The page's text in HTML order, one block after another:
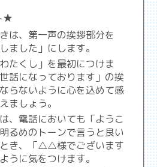
★
は、第一声の挨拶部分を
ました」にします。
たくし」を最初につけま
話になっております」の挨
らないように心を込めて感
ましょう。
、電話においても「ようこ
るめのトーンで言うと良い
き、「△△様でございます
うに気をつけます。